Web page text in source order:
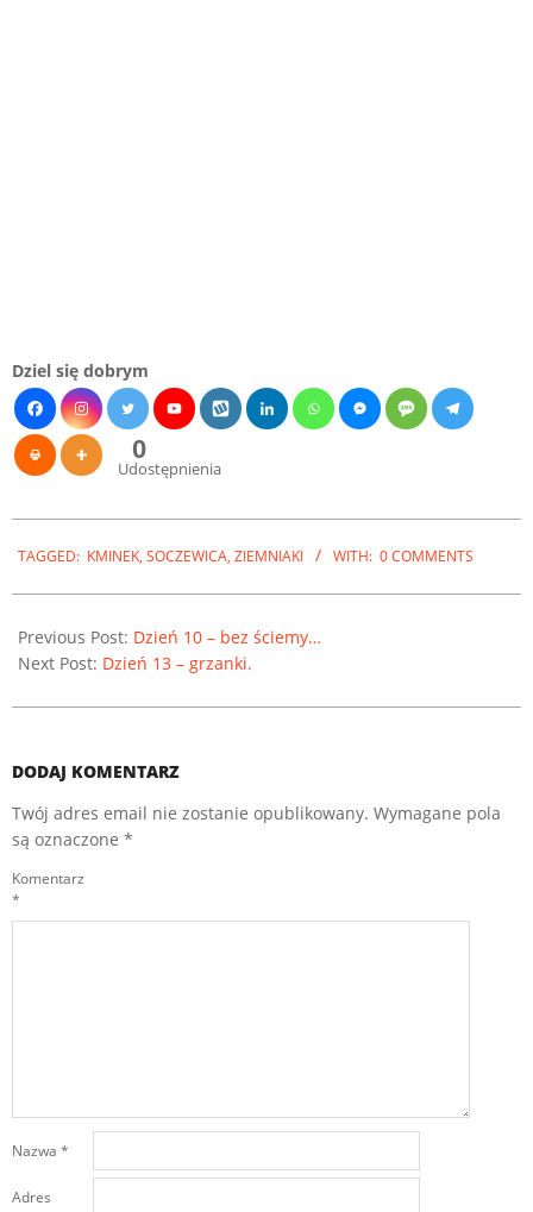
Dziel się dobrym
0
Udostępnienia
09-
TAGGED: KMINEK, SOCZEWICA, ZIEMNIAKI WITH: 0 COMMENTS
Previous Post: Dzień 10 – bez ściemy…
Next Post: Dzień 13 – grzanki.
DODAJ KOMENTARZ
Twój adres email nie zostanie opublikowany. Wymagane pola
są oznaczone *
Komentarz
*
Nazwa *
Adres